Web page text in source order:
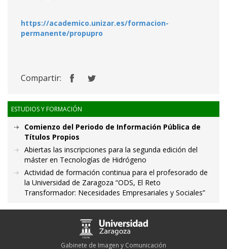
https://academico.unizar.es/formacion-
permanente/propupro
Compartir:
ESTUDIOS Y FORMACIÓN
Comienzo del Periodo de Información Pública de
Títulos Propios
Abiertas las inscripciones para la segunda edición del
máster en Tecnologías de Hidrógeno
Actividad de formación continua para el profesorado de
la Universidad de Zaragoza “ODS, El Reto
Transformador: Necesidades Empresariales y Sociales”
Gabinete de Imagen y Comunicación